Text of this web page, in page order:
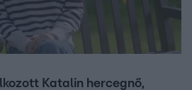
Katalin hercegnő,